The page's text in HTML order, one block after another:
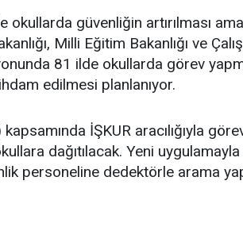
güvenliğin artırılması
Milli Eğitim Bakanlığı ve
81 ilde okullarda görev
edilmesi planlanıyor.
İŞKUR aracılığıyla
dağıtılacak. Yeni
personeline dedektörle arama